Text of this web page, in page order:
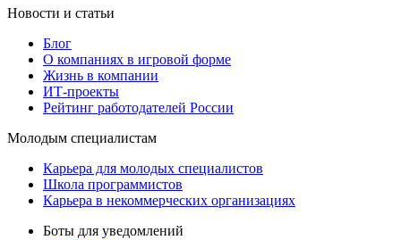
Новости и статьи
Блог
О компаниях в игровой форме
Жизнь в компании
ИТ-проекты
Рейтинг работодателей России
Молодым специалистам
Карьера для молодых специалистов
Школа программистов
Карьера в некоммерческих организациях
Боты для уведомлений